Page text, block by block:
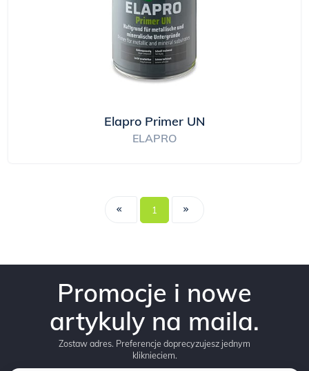
Elapro Primer UN
ELAPRO
1
Promocje i nowe
artykuly na maila.
Zostaw adres. Preferencje doprecyzujesz jednym
kliknieciem.